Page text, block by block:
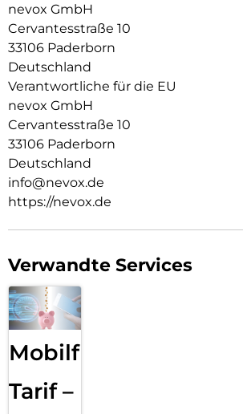
nevox GmbH
Cervantesstraße 10
33106 Paderborn
Deutschland
Verantwortliche für die EU
nevox GmbH
Cervantesstraße 10
33106 Paderborn
Deutschland
info@nevox.de
https://nevox.de
Verwandte Services
Mobilfunk
Tarif –